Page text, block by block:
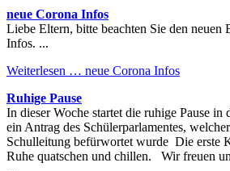
neue Corona Infos
Liebe Eltern, bitte beachten Sie den neuen
Infos. ...
Weiterlesen … neue Corona Infos
Ruhige Pause
In dieser Woche startet die ruhige Pause
ein Antrag des Schülerparlamentes,
Schulleitung befürwortet wurde Die erste
Ruhe quatschen und chillen. Wir freuen